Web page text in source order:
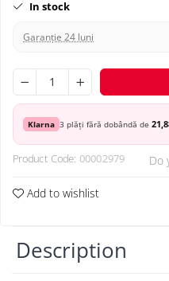
In stock
Garanție 24 luni
Klarna 3 plăți fără dobândă de
Product Code: 00002979 Do
Add to wishlist
Description